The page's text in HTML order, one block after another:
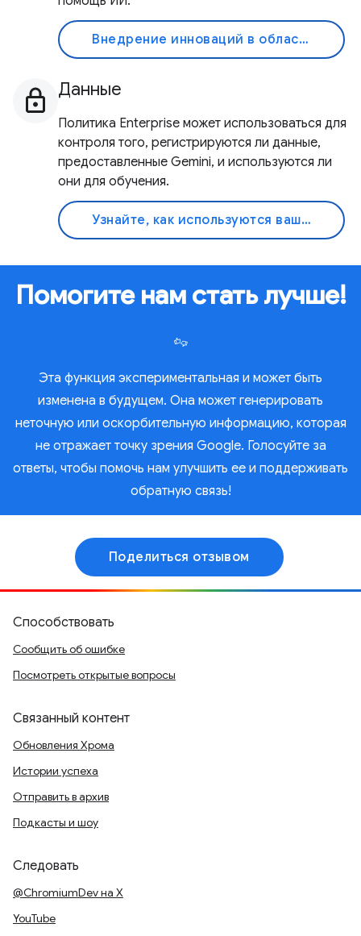
Внедрение инноваций в области искусственного интеллекта
Данные
Политика Enterprise может использоваться для
контроля того, регистрируются ли данные,
предоставленные Gemini, и используются ли
они для обучения.
Узнайте, как используются ваши данные
Помогите нам стать лучше!
Эта функция экспериментальная и может быть
изменена в будущем. Она может генерировать
неточную или оскорбительную информацию, которая
не отражает точку зрения Google. Голосуйте за
ответы, чтобы помочь нам улучшить ее и поддерживать
обратную связь!
Поделиться отзывом
Способствовать
Сообщить об ошибке
Посмотреть открытые вопросы
Связанный контент
Обновления Хрома
Истории успеха
Отправить в архив
Подкасты и шоу
Следовать
@ChromiumDev на X
YouTube